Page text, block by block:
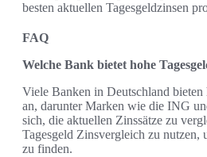
besten aktuellen Tagesgeldzinsen
FAQ
Welche Bank bietet hohe
Viele Banken in Deutschland bieten
an, darunter Marken wie die ING
sich, die aktuellen Zinssätze zu
Tagesgeld Zinsvergleich zu nutzen,
zu finden.